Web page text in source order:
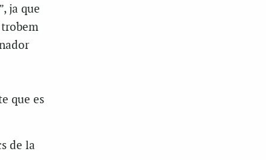
ja que
que es
de la